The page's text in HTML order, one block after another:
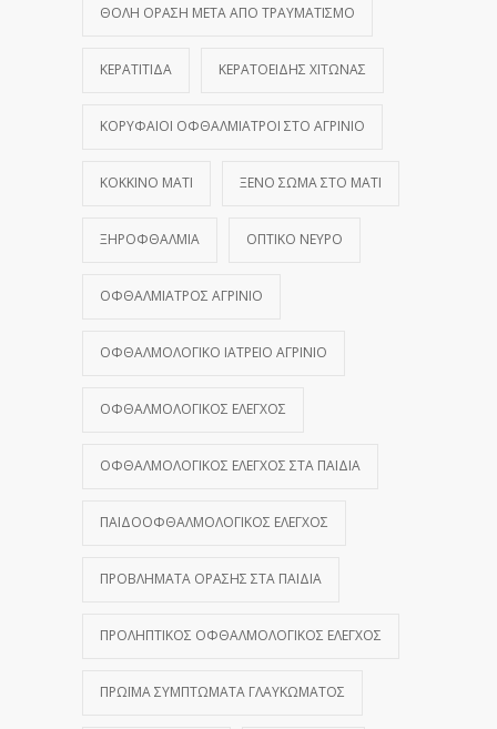
ΘΟΛΉ ΌΡΑΣΗ ΜΕΤΆ ΑΠΌ ΤΡΑΥΜΑΤΙΣΜΌ
ΚΕΡΑΤΊΤΙΔΑ ΚΕΡΑΤΟΕΙΔΉΣ ΧΙΤΏΝΑΣ
ΚΟΡΥΦΑΊΟΙ ΟΦΘΑΛΜΊΑΤΡΟΙ ΣΤΟ ΑΓΡΊΝΙΟ
ΚΌΚΚΙΝΟ ΜΆΤΙ ΞΈΝΟ ΣΏΜΑ ΣΤΟ ΜΆΤΙ
ΞΗΡΟΦΘΑΛΜΊΑ ΟΠΤΙΚΌ ΝΕΎΡΟ
ΟΦΘΑΛΜΊΑΤΡΟΣ ΑΓΡΊΝΙΟ
ΟΦΘΑΛΜΟΛΟΓΙΚΌ ΙΑΤΡΕΊΟ ΑΓΡΊΝΙΟ
ΟΦΘΑΛΜΟΛΟΓΙΚΌΣ ΈΛΕΓΧΟΣ
ΟΦΘΑΛΜΟΛΟΓΙΚΌΣ ΈΛΕΓΧΟΣ ΣΤΑ ΠΑΙΔΙΆ
ΠΑΙΔΟΟΦΘΑΛΜΟΛΟΓΙΚΌΣ ΈΛΕΓΧΟΣ
ΠΡΟΒΛΉΜΑΤΑ ΌΡΑΣΗΣ ΣΤΑ ΠΑΙΔΙΆ
ΠΡΟΛΗΠΤΙΚΌΣ ΟΦΘΑΛΜΟΛΟΓΙΚΌΣ ΈΛΕΓΧΟΣ
ΠΡΏΙΜΑ ΣΥΜΠΤΏΜΑΤΑ ΓΛΑΥΚΏΜΑΤΟΣ